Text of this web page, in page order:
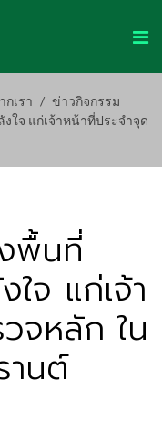
กเรา
ข่าวกิจกรรม
ใจ แก่เจ้าหน้าที่ประจำจุด
พื้นที่
ใจ แก่เจ้า
จหลัก ใน
านต์